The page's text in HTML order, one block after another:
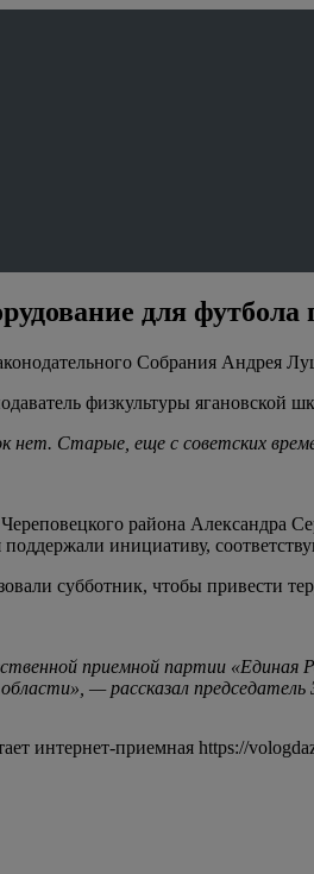
для
Собрания Андрея
физкультуры ягановской
Старые, еще с советских
района Александра
инициативу,
субботник, чтобы привести
приемной партии «Единая
— рассказал председатель
интернет-приемная https://